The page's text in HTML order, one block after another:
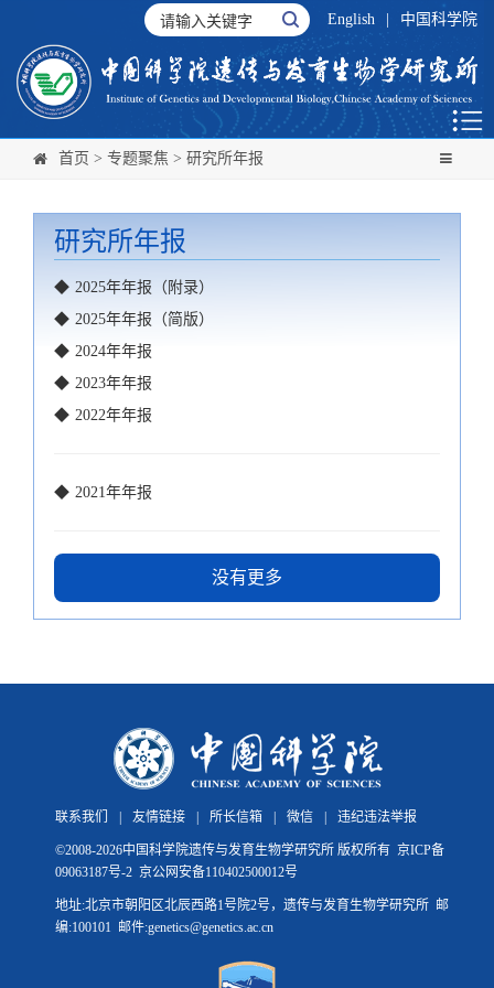
English 中国科学院
首页 > 专题聚焦 > 研究所年报
研究所年报
◆ 2025年年报（附录）
◆ 2025年年报（简版）
◆ 2024年年报
◆ 2023年年报
◆ 2022年年报
◆ 2021年年报
没有更多
联系我们 友情链接 所长信箱 微信 违纪违法举报
©2008-2026中国科学院遗传与发育生物学研究所 版权所有 京ICP备
09063187号-2 京公网安备110402500012号
地址:北京市朝阳区北辰西路1号院2号，遗传与发育生物学研究所 邮
编:100101 邮件:genetics@genetics.ac.cn